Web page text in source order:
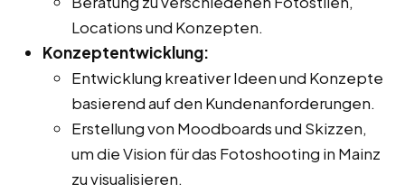
Locations und Konzepten.
Konzeptentwicklung:
Entwicklung kreativer Ideen und Konzepte
basierend auf den Kundenanforderungen.
Erstellung von Moodboards und Skizzen,
um die Vision für das Fotoshooting in Mainz
zu visualisieren.